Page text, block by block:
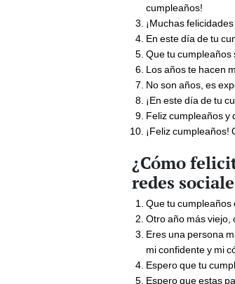
cumpleaños!
¡Muchas
En este día de tu
Que tu cumpleaños
Los años te hacen
No son años, es
¡En este día de tu
Feliz cumpleaños y
¡Feliz cumpleaños!
¿Cómo
redes
Que tu cumpleaños
Otro año más viejo,
Eres una persona
mi confidente y mi
Espero que tu
Espero que estas